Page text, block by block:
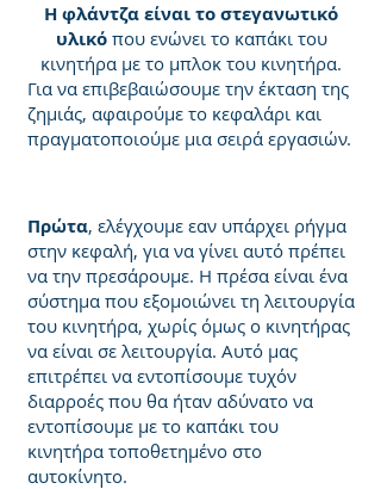
Η φλάντζα είναι το στεγανωτικό
υλικόπου ενώνει το καπάκι του
κινητήρα με το μπλοκ του κινητήρα.
Για να επιβεβαιώσουμε την έκταση της
ζημιάς, αφαιρούμε το κεφαλάρι και
πραγματοποιούμε μια σειρά εργασιών.
Πρώτα, ελέγχουμε εαν υπάρχει ρήγμα
στην κεφαλή, για να γίνει αυτό πρέπει
να την πρεσάρουμε. Η πρέσα είναι ένα
σύστημα που εξομοιώνει τη λειτουργία
του κινητήρα, χωρίς όμως ο κινητήρας
να είναι σε λειτουργία. Αυτό μας
επιτρέπει να εντοπίσουμε τυχόν
διαρροές που θα ήταν αδύνατο να
εντοπίσουμε με το καπάκι του
κινητήρα τοποθετημένο στο
αυτοκίνητο.